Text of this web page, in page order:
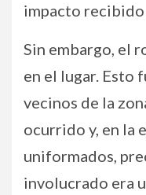
impacto
Sin embargo, el
en el lugar. Esto
vecinos de la
ocurrido y, en la
uniformados,
involucrado era